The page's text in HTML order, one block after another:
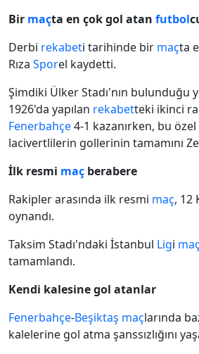
Bir maçta en çok gol atan futbol
Derbi rekabeti tarihinde bir maçta
Rıza Sporel kaydetti.
Şimdiki Ülker Stadı'nın bulunduğu
1926'da yapılan rekabetteki ikinci
Fenerbahçe4-1 kazanırken, bu
lacivertlilerin gollerinin tamamını
İlk resmi maç berabere
Rakipler arasında ilk resmi maç, 12
oynandı.
Taksim Stadı'ndaki İstanbul Ligi maç
tamamlandı.
Kendi kalesine gol atanlar
Fenerbahçe-Beşiktaş maçlarında
kalelerine gol atma şanssızlığını